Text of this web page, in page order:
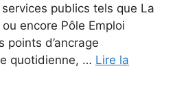
publics tels que La
encore Pôle Emploi
points d’ancrage
quotidienne, … Lire la